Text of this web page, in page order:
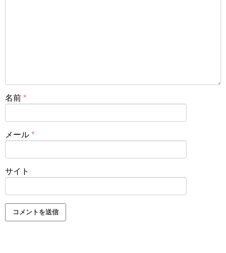
名前 *
メール *
サイト